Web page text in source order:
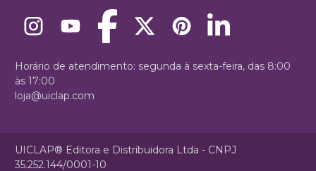
Horário de atendimento: segunda à sexta-feira, das 8:00
às 17:00
loja@uiclap.com
UICLAP® Editora e Distribuidora Ltda - CNPJ
35.252.144/0001-10